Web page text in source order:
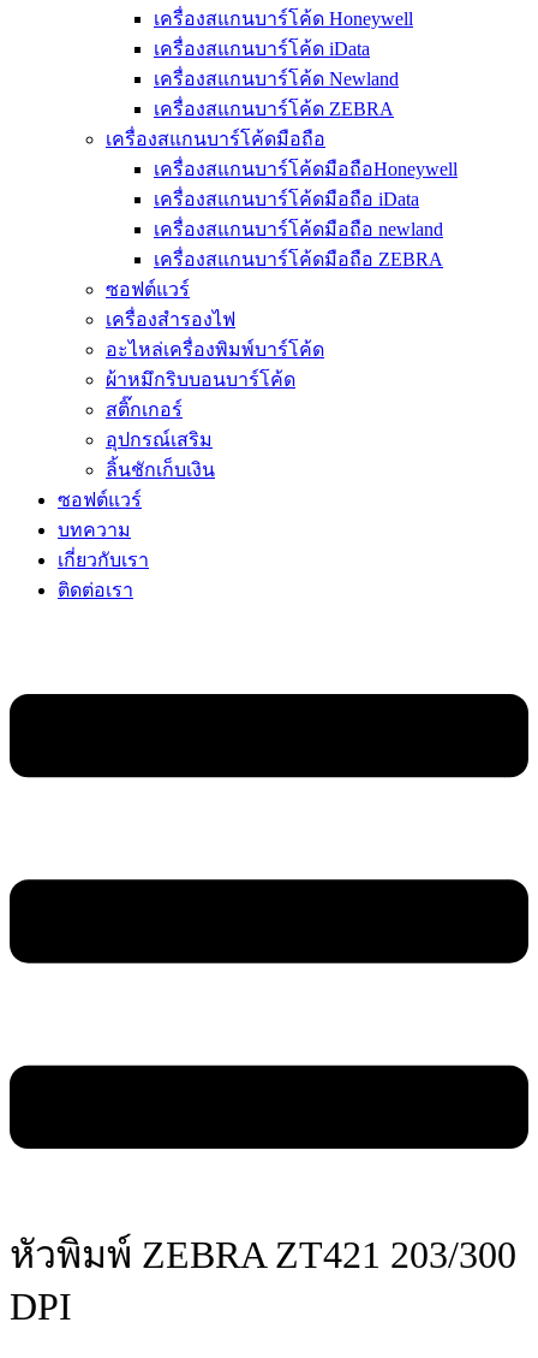
เครื่องสแกนบาร์โค้ด Honeywell
เครื่องสแกนบาร์โค้ด iData
เครื่องสแกนบาร์โค้ด Newland
เครื่องสแกนบาร์โค้ด ZEBRA
เครื่องสแกนบาร์โค้ดมือถือ
เครื่องสแกนบาร์โค้ดมือถือHoneywell
เครื่องสแกนบาร์โค้ดมือถือ iData
เครื่องสแกนบาร์โค้ดมือถือ newland
เครื่องสแกนบาร์โค้ดมือถือ ZEBRA
ซอฟต์แวร์
เครื่องสำรองไฟ
อะไหล่เครื่องพิมพ์บาร์โค้ด
ผ้าหมึกริบบอนบาร์โค้ด
สติ๊กเกอร์
อุปกรณ์เสริม
ลิ้นชักเก็บเงิน
ซอฟต์แวร์
บทความ
เกี่ยวกับเรา
ติดต่อเรา
หัวพิมพ์ ZEBRA ZT421 203/300
DPI